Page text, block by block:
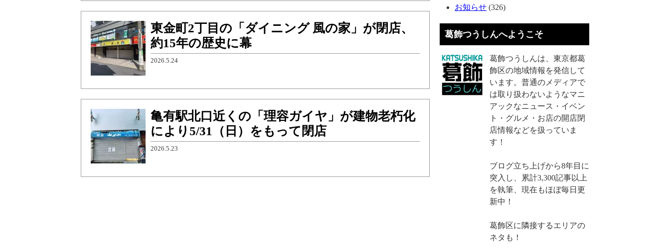
東金町2丁目の「ダイニング 風の家」が閉店、
約15年の歴史に幕
2026.5.24
亀有駅北口近くの「理容ガイヤ」が建物老朽化
により5/31（日）をもって閉店
2026.5.23
お知らせ (326)
葛飾つうしんへようこそ
葛飾つうしんは、東京都葛
飾区の地域情報を発信して
います。普通のメディアで
は取り扱わないようなマニ
アックなニュース・イベン
ト・グルメ・お店の開店閉
店情報などを扱っていま
す！
ブログ立ち上げから8年目に
突入し、累計3,300記事以上
を執筆、現在もほぼ毎日更
新中！
葛飾区に隣接するエリアの
ネタも！